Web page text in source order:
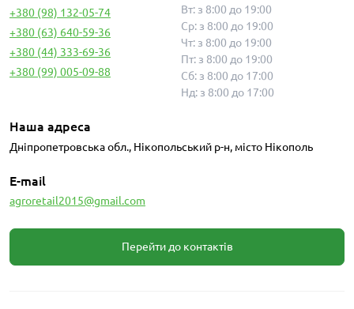
+380 (98) 132-05-74
+380 (63) 640-59-36
+380 (44) 333-69-36
+380 (99) 005-09-88
Вт: з 8:00 до 19:00
Ср: з 8:00 до 19:00
Чт: з 8:00 до 19:00
Пт: з 8:00 до 19:00
Сб: з 8:00 до 17:00
Нд: з 8:00 до 17:00
Наша адреса
Дніпропетровська обл., Нікопольський р-н, місто Нікополь
E-mail
agroretail2015@gmail.com
Перейти до контактів